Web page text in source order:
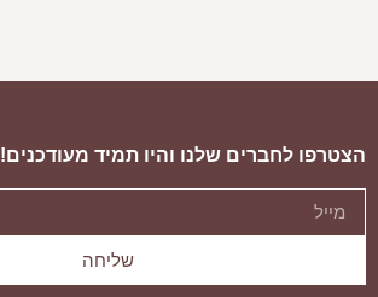
ספת פורטו
הצטרפו לחברים שלנו והיו תמיד מעודכנים!
שליחה